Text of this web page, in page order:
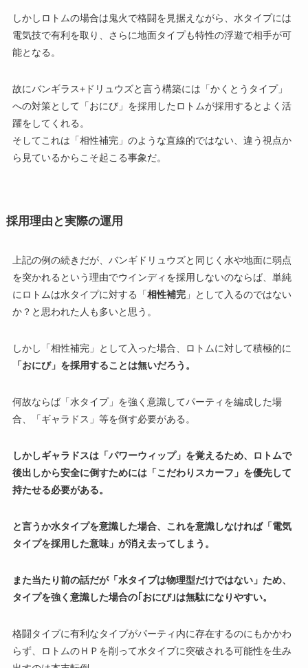
しかしロトムの場合は鬼火で格闘を見据えながら、水タイプには
電気技で有利を取り、さらに地面タイプも特性の浮遊で相手が可
能となる。
故にバンギラス+ドリュウズと言う構築には「かくとうタイプ」
への対策として「おにび」を採用したロトムが採用するとよく活
躍をしてくれる。
そしてこれは「相性補完」のような直線的ではない、違う視点か
ら見ているからこそ起こる事象だ。
採用理由と実際の運用
上記の例の続きだが、バンギドリュウズと同じく水や地面に弱点
を突かれるという理由でウインディを採用しないのならば、単純
にロトムは水タイプに対する「相性補完」として入るのではない
か？と思われた人も多いと思う。
しかし「相性補完」として入った場合、ロトムに対して積極的に
「おにび」を採用することは無いだろう。
何故ならば「水タイプ」を強く意識してパーティを編成した場
合、「ギャラドス」等を倒す必要がある。
しかしギャラドスは「パワーウィップ」を覚えるため、ロトムで
後出しから安全に倒すためには「こだわりスカーフ」を優先して
持たせる必要がある。
と言うか水タイプを意識した場合、これを意識しなければ「電気
タイプを採用した意味」が消え去ってしまう。
また当たり前の話だが「水タイプは物理型だけではない」ため、
タイプを強く意識した場合の｢おにび｣は無駄になりやすい。
格闘タイプに有利なタイプがパーティ内に存在するのにもかかわ
らず、ロトムのＨＰを削って水タイプに突破される可能性を生み